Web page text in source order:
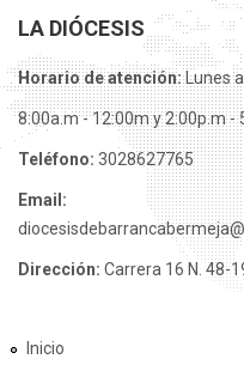
LA DIÓCESIS
Horario de atención:Lunes
8:00a.m - 12:00m y 2:00p.m -
Teléfono: 3028627765
Email:
Dirección: Carrera 16 N. 48-
Inicio